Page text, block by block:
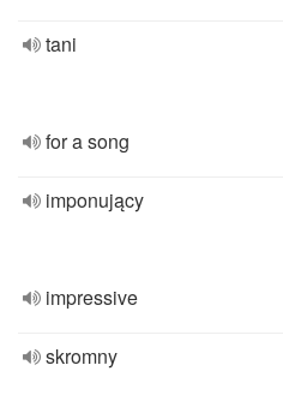
tani
for a song
imponujący
impressive
skromny